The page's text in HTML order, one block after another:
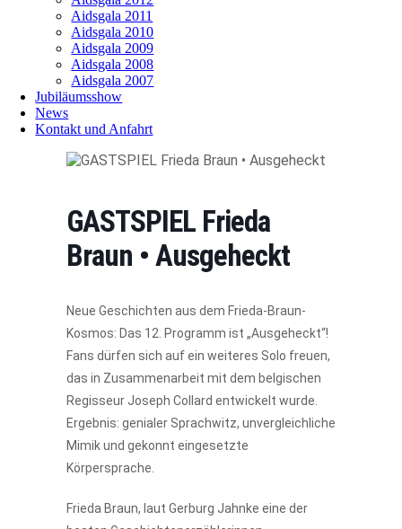
Aidsgala 2011
Aidsgala 2010
Aidsgala 2009
Aidsgala 2008
Aidsgala 2007
Jubiläumsshow
News
Kontakt und Anfahrt
GASTSPIEL Frieda
Braun • Ausgeheckt
Neue Geschichten aus dem Frieda-Braun-
Kosmos: Das 12. Programm ist „Ausgeheckt“!
Fans dürfen sich auf ein weiteres Solo freuen,
das in Zusammenarbeit mit dem belgischen
Regisseur Joseph Collard entwickelt wurde.
Ergebnis: genialer Sprachwitz, unvergleichliche
Mimik und gekonnt eingesetzte
Körpersprache.
Frieda Braun, laut Gerburg Jahnke eine der